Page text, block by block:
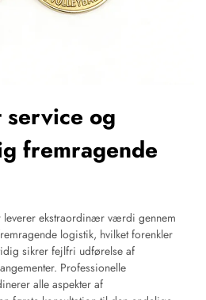
og
fremragende
leverer ekstraordinær værdi gennem
logistik, hvilket forenkler
sikrer fejlfri udførelse af
Professionelle
alle aspekter af